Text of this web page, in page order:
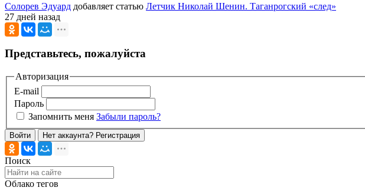
Солорев Эдуард добавляет статью Летчик Николай Шенин. Таганрогский «след»
27 дней назад
Представьтесь, пожалуйста
Авторизация
E-mail
Пароль
Запомнить меня Забыли пароль?
Войти Нет аккаунта? Регистрация
Поиск
Облако тегов